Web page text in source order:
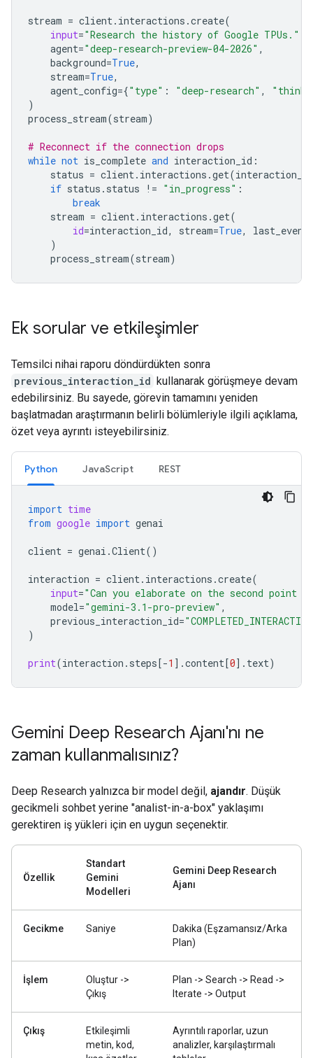
stream = client. interactions .create(
input="Research the history of Google TPUs."
agent="deep-research-preview-04-2026" ,
background=True,
stream=True,
agent_config={"type" : "deep-research" ,
)
process_stream(stream)
# Reconnect if the connection drops
while not is_complete and interaction_id :
status = client. interactions .get(interaction_id
if status . status != "in_progress" :
break
stream = client. interactions .get(
id=interaction_id, stream=True,
)
process_stream(stream)
Ek sorular ve etkileşimler
Temsilci nihai raporu döndürdükten sonra
previous_interaction_id kullanarak görüşmeye devam
edebilirsiniz. Bu sayede, görevin tamamını yeniden
başlatmadan araştırmanın belirli bölümleriyle ilgili açıklama,
özet veya ayrıntı isteyebilirsiniz.
Python JavaScript REST
import time
from google import genai
client = genai .Client()
interaction = client. interactions .create(
input="Can you elaborate on the second point
model="gemini-3.1-pro-preview" ,
previous_interaction_id=
)
print(interaction . steps[-1 ] .content[0] . text)
Gemini Deep Research Ajanı'nı ne
zaman kullanmalısınız?
Deep Research yalnızca bir model değil, ajandır. Düşük
gecikmeli sohbet yerine "analist-in-a-box" yaklaşımı
gerektiren iş yükleri için en uygun seçenektir.
Özellik
Standart
Gemini
Modelleri
Gemini Deep Research
Ajanı
Gecikme Saniye
Dakika (Eşzamansız/Arka
Plan)
İşlem
Oluştur ->
Çıkış
Plan -> Search -> Read ->
Iterate -> Output
Çıkış
Etkileşimli
metin, kod,
Ayrıntılı raporlar, uzun
analizler, karşılaştırmalı